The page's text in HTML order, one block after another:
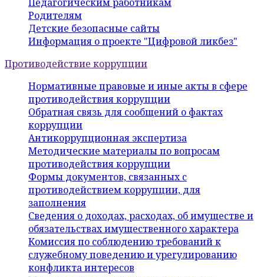
Педагогическим работникам
Родителям
Детские безопасные сайты
Информация о проекте "Цифровой ликбез"
Противодействие коррупции
Нормативные правовые и иные акты в сфере
противодействия коррупции
Обратная связь для сообщений о фактах
коррупции
Антикоррупционная экспертиза
Методические материалы по вопросам
противодействия коррупции
Формы документов, связанных с
противодействием коррупции, для
заполнения
Сведения о доходах, расходах, об имуществе и
обязательствах имущественного характера
Комиссия по соблюдению требований к
служебному поведению и урегулированию
конфликта интересов